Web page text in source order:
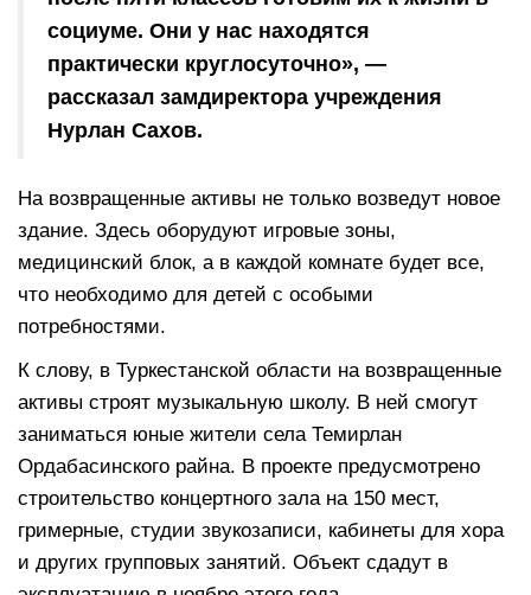
социуме. Они у нас находятся
практически круглосуточно», —
рассказал замдиректора учреждения
Нурлан Сахов.
На возвращенные активы не только возведут новое
здание. Здесь оборудуют игровые зоны,
медицинский блок, а в каждой комнате будет все,
что необходимо для детей с особыми
потребностями.
К слову, в Туркестанской области на возвращенные
активы строят музыкальную школу. В ней смогут
заниматься юные жители села Темирлан
Ордабасинского райна. В проекте предусмотрено
строительство концертного зала на 150 мест,
гримерные, студии звукозаписи, кабинеты для хора
и других групповых занятий. Объект сдадут в